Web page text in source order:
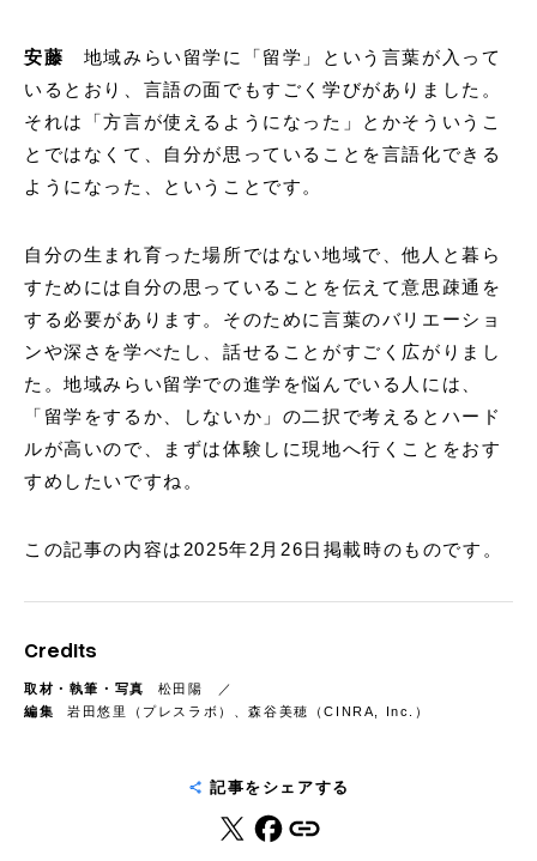
安藤
地域みらい留学に「留学」という言葉が入って
いるとおり、言語の面でもすごく学びがありました。
それは「方言が使えるようになった」とかそういうこ
とではなくて、自分が思っていることを言語化できる
ようになった、ということです。
自分の生まれ育った場所ではない地域で、他人と暮ら
すためには自分の思っていることを伝えて意思疎通を
する必要があります。そのために言葉のバリエーショ
ンや深さを学べたし、話せることがすごく広がりまし
た。地域みらい留学での進学を悩んでいる人には、
「留学をするか、しないか」の二択で考えるとハード
ルが高いので、まずは体験しに現地へ行くことをおす
すめしたいですね。
この記事の内容は2025年2月26日掲載時のものです。
Credits
取材・執筆・写真
松田陽
編集
岩田悠里（プレスラボ）、森谷美穂（CINRA, Inc.）
記事をシェアする